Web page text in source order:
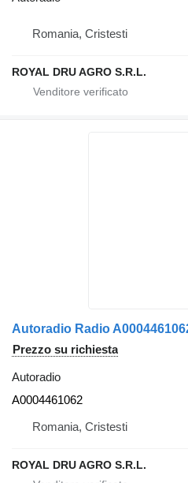
Romania, Cristesti
ROYAL DRU AGRO S.R.L.
Prezzo su richiesta
Autoradio
A0004461062
Romania, Cristesti
ROYAL DRU AGRO S.R.L.